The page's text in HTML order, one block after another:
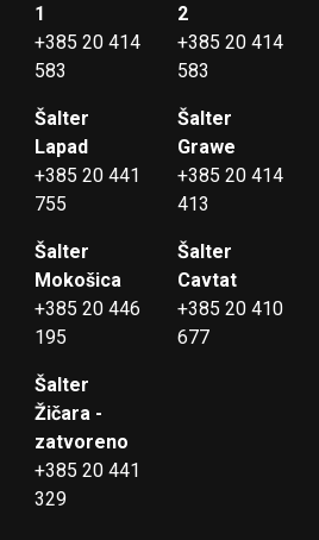
1
+385 20 414
583
2
+385 20 414
583
Šalter
Lapad
+385 20 441
755
Šalter
Grawe
+385 20 414
413
Šalter
Mokošica
+385 20 446
195
Šalter
Cavtat
+385 20 410
677
Šalter
Žičara -
zatvoreno
+385 20 441
329